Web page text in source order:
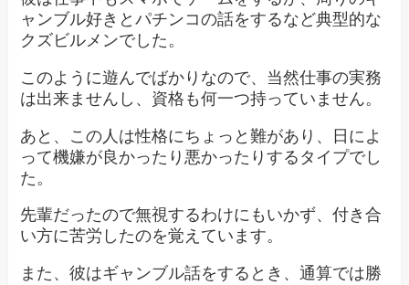
ャンブル好きとパチンコの話をするなど典型的な
クズビルメンでした。
このように遊んでばかりなので、当然仕事の実務
は出来ませんし、資格も何一つ持っていません。
あと、この人は性格にちょっと難があり、日によ
って機嫌が良かったり悪かったりするタイプでし
た。
先輩だったので無視するわけにもいかず、付き合
い方に苦労したのを覚えています。
また、彼はギャンブル話をするとき、通算では勝